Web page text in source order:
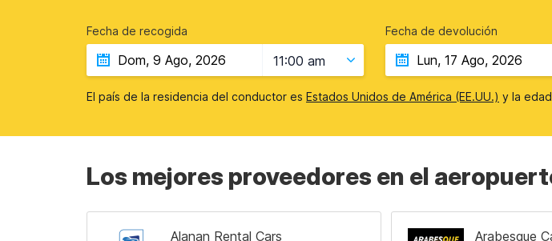
Fecha de recogida
11:00 am
Fecha de devolución
El país de la residencia del conductor es Estados Unidos de América (EE.UU.) y la
Los mejores proveedores en el
Alanan Rental Cars Arabesque